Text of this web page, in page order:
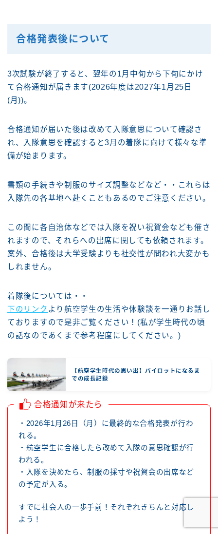
合格発表後について
3次試験が終了すると、翌年の1月中旬から下旬にかけ
て合格通知が届きます(2026年度は2027年1月25日
(月))。
合格通知が届いた後は改めて入隊意思について確認さ
れ、入隊意思を確認すると3月の着隊に向けて様々な準
備が始まります。
書類の手続きや制服のサイズ調整などなど・・これらは
入隊先の各基地へ赴くこともあるのでご注意ください。
この間に各自治体などでは入隊を祝い祝賀会なども催さ
れますので、それらへの出席に関しても依頼されます。
案外、合格後は大学受験よりも社交性が問われ大変かも
しれません。
着隊後については・・
下のリンク より航空学生の生活や体験談を一通りお話し
ておりますので是非ご覧ください！(私が学生時代の頃
の話なのであくまで参考程度にしてください。)
【航空学生時代の思い出】パイロットになるま
での成長記録
合格通知が来たら
・2026年1月26日（月）に最終的な合格発表が行わ
れる。
・航空学生に合格したら改めて入隊の意思確認が行
われる。
・入隊を決めたら、制服の採寸や祝賀会の出席など
の予定が入る。
すでに社会人の一歩手前！それぞれきちんと対応し
よう！